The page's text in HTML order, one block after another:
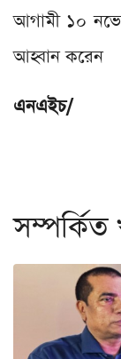
আগামী ১০
আহ্বান করেন
এনএইচ/